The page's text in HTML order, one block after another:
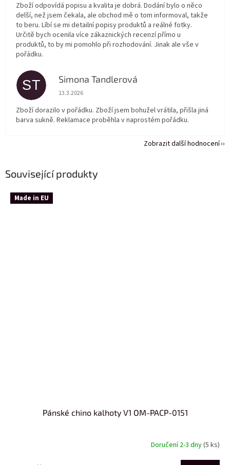
Související produkty
Made in EU
Pánské chino kalhoty V1 OM-PACP-0151
Doručení 2-3 dny(5 ks)
Zboží odpovídá popisu a kvalita je dobrá. Dodání bylo o něco
delší, než jsem čekala, ale obchod mě o tom informoval, takže
to beru. Líbí se mi detailní popisy produktů a reálné fotky.
Určitě bych ocenila více zákaznických recenzí přímo u
produktů, to by mi pomohlo při rozhodování. Jinak ale vše v
pořádku.
ST Simona Tandlerová
Hodnocení obchodu je 5 z 5 hvězdiček.
13.3.2026
Zboží dorazilo v pořádku. Zboží jsem bohužel vrátila, přišla jiná
barva sukně. Reklamace proběhla v naprostém pořádku.
Zobrazit další hodnocení